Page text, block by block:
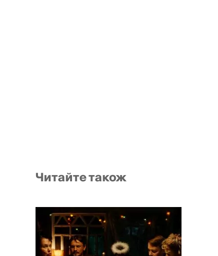
Читайте також